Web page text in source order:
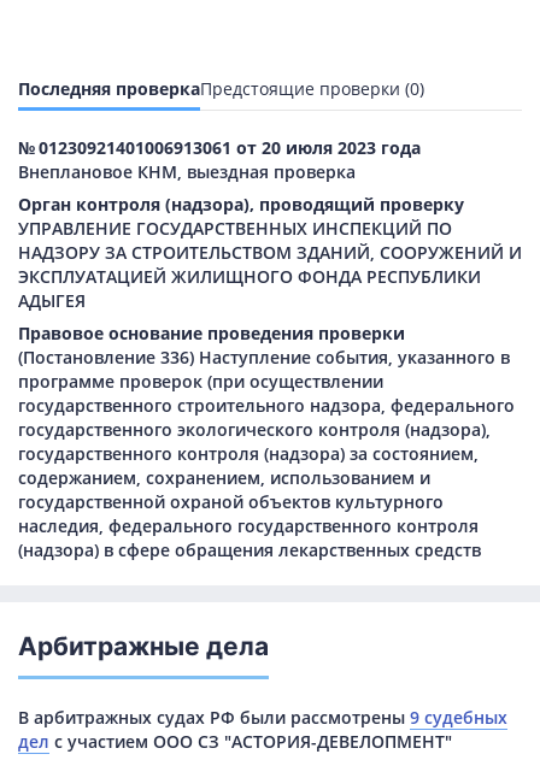
Последняя проверкаПредстоящие проверки (0)
№ 01230921401006913061 от 20 июля 2023 года
Внеплановое КНМ, выездная проверка
Орган контроля (надзора), проводящий проверку
УПРАВЛЕНИЕ ГОСУДАРСТВЕННЫХ ИНСПЕКЦИЙ ПО
НАДЗОРУ ЗА СТРОИТЕЛЬСТВОМ ЗДАНИЙ, СООРУЖЕНИЙ И
ЭКСПЛУАТАЦИЕЙ ЖИЛИЩНОГО ФОНДА РЕСПУБЛИКИ
АДЫГЕЯ
Правовое основание проведения проверки
(Постановление 336) Наступление события, указанного в
программе проверок (при осуществлении
государственного строительного надзора, федерального
государственного экологического контроля (надзора),
государственного контроля (надзора) за состоянием,
содержанием, сохранением, использованием и
государственной охраной объектов культурного
наследия, федерального государственного контроля
(надзора) в сфере обращения лекарственных средств
Арбитражные дела
В арбитражных судах РФ были рассмотрены 9 судебных
дел с участием ООО СЗ "АСТОРИЯ-ДЕВЕЛОПМЕНТ"